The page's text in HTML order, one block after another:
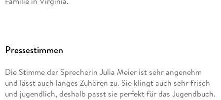
Pressestimmen
Die Stimme der Sprecherin Julia Meier ist sehr angenehm
und lässt auch langes Zuhören zu. Sie klingt auch sehr frisch
und jugendlich, deshalb passt sie perfekt für das Jugendbuch.